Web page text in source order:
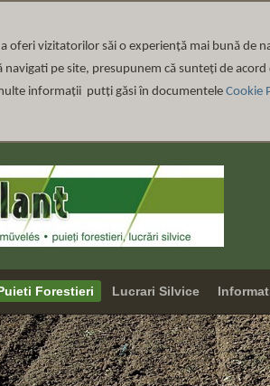
oferi vizitatorilor săi o experiență mai bună de
navigati pe site, presupunem că sunteți de
informații putți găsi în documentele Cookie
Forestieri Lucrari Silvice